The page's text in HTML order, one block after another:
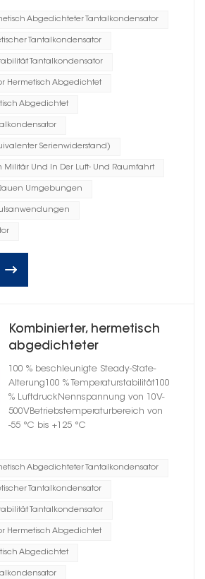
Abgedichteter Tantalkondensator
Tantalkondensator
Tantalkondensator
Hermetisch Abgedichtet
Abgedichtet
Serienwiderstand)
Und In Der Luft- Und Raumfahrt
Umgebungen
Kombinierter, hermetisch
abgedichteter
Hochenergie-
Tantalkondensator,
Gehäusegröße D
100 % beschleunigte Steady-State-
Alterung100 % Temperaturstabilität100
% LuftdruckNennspannung von 10V-
500VBetriebstemperaturbereich von
-55 °C bis +125 °C
Abgedichteter Tantalkondensator
Tantalkondensator
Tantalkondensator
Hermetisch Abgedichtet
Abgedichtet